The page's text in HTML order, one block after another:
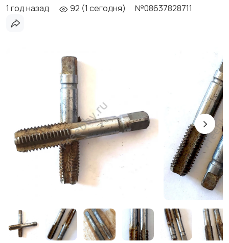
1 год назад 92 (1 сегодня) №08637828711